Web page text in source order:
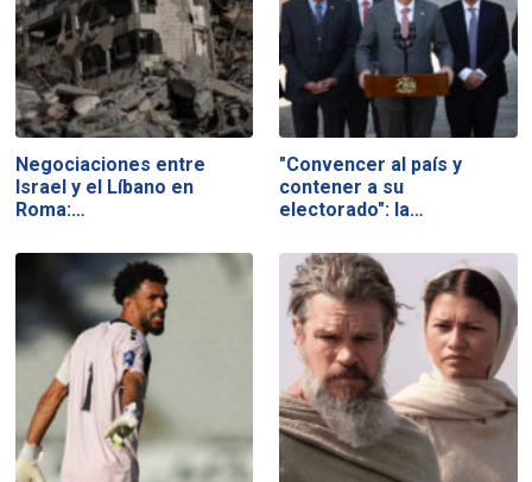
Negociaciones entre
Israel y el Líbano en
Roma:…
"Convencer al país y
contener a su
electorado": la…